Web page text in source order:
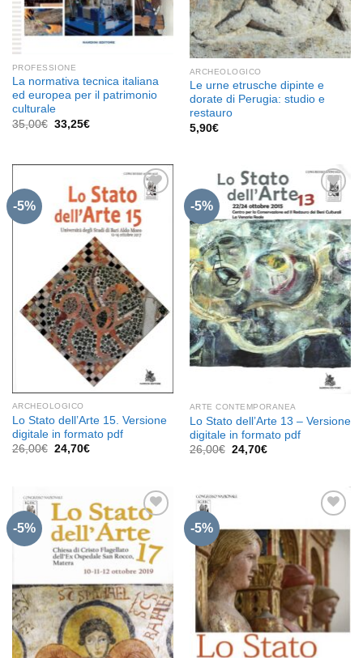
PROFESSIONE
La normativa tecnica italiana
ed europea per il patrimonio
culturale
35,00€ Il
prezzo
35,00€.
33,25€Il
33,25€.
ARCHEOLOGICO
Le urne etrusche dipinte e
dorate di Perugia: studio e
restauro
5,90€
-5%
Aggiungi
desideri
ARCHEOLOGICO
Lo Stato dell’Arte 15. Versione
digitale in formato pdf
26,00€ Il
24,70€Il
-5%
Aggiungi
alla lista
dei
desideri
ARTE CONTEMPORANEA
Lo Stato dell’Arte 13 – Versione
digitale in formato pdf
26,00€ Il
24,70€Il
-5%
Aggiungi
alla lista
desideri
-5%
Aggiungi
alla lista
dei
desideri